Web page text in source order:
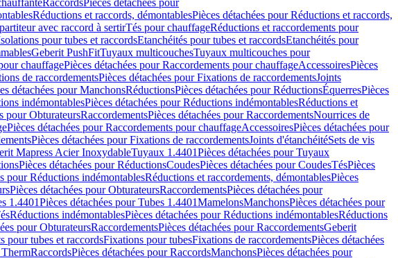
RaccordsPièces détachées pour
Réductions et raccords, démontablesPièces détachées pour Réductions et raccords,
avec raccord à sertirTés pour chauffageRéductions et raccordements pour
pour tubes et raccordsEtanchéités pour tubes et raccordsEtanchéités pour
Geberit PushFitTuyaux multicouchesTuyaux multicouches pour
chauffagePièces détachées pour Raccordements pour chauffageAccessoiresPièces
de raccordementsPièces détachées pour Fixations de raccordementsJoints
détachées pour ManchonsRéductionsPièces détachées pour RéductionsÉquerresPièces
indémontablesPièces détachées pour Réductions indémontablesRéductions et
pour ObturateursRaccordementsPièces détachées pour RaccordementsNourrices de
Pièces détachées pour Raccordements pour chauffageAccessoiresPièces détachées pour
Pièces détachées pour Fixations de raccordementsJoints d'étanchéitéSets de vis
Mapress Acier InoxydableTuyaux 1.4401Pièces détachées pour Tuyaux
Pièces détachées pour RéductionsCoudesPièces détachées pour CoudesTésPièces
pour Réductions indémontablesRéductions et raccordements, démontablesPièces
Pièces détachées pour ObturateursRaccordementsPièces détachées pour
1.4401Pièces détachées pour Tubes 1.4401MamelonsManchonsPièces détachées pour
Réductions indémontablesPièces détachées pour Réductions indémontablesRéductions
pour ObturateursRaccordementsPièces détachées pour RaccordementsGeberit
pour tubes et raccordsFixations pour tubesFixations de raccordementsPièces détachées
RaccordsPièces détachées pour RaccordsManchonsPièces détachées pour